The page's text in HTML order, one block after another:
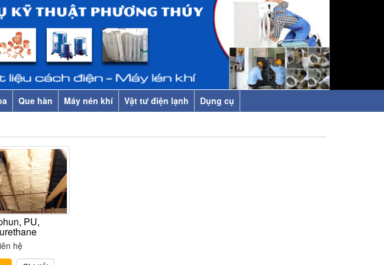
Que hàn Máy nén khí Vật tư điện lạnh Dụng cụ
PU,
hệ